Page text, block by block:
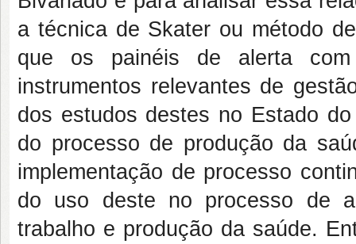
a técnica de Skater ou método
que os painéis de alerta
instrumentos relevantes de
dos estudos destes no Estado
do processo de produção da
implementação de processo
do uso deste no processo de
trabalho e produção da saúde.